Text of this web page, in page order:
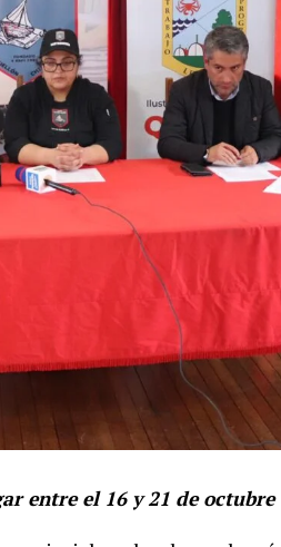
entre el 16 y 21 de octubre